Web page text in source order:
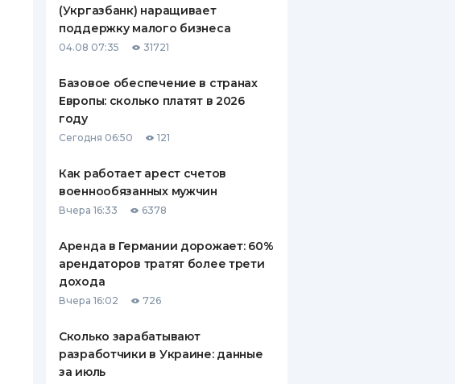
ПУТЕВОДИТЕЛИ ПО
СТРАХОВЫЕ КОМПАНИИ
ОТЗЫВЫ О СТРАХОВЫХ
ДОСТАВКА И ОПЛАТА
КОНТАКТЫ
(Укргазбанк) наращивает
поддержку малого бизнеса
04.08 07:35 31721
Базовое обеспечение в странах
Европы: сколько платят в 2026
году
Сегодня 06:50 121
Как работает арест счетов
военнообязанных мужчин
Вчера 16:33 6378
Аренда в Германии дорожает: 60%
арендаторов тратят более трети
дохода
Вчера 16:02 726
Сколько зарабатывают
разработчики в Украине: данные
за июль